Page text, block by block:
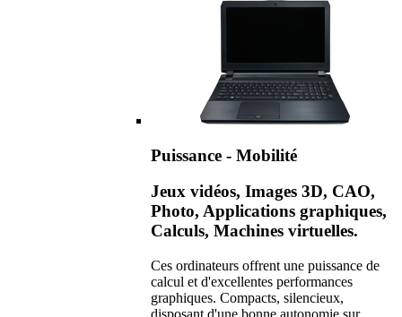
Puissance - Mobilité
Jeux vidéos, Images 3D, CAO,
Photo, Applications graphiques,
Calculs, Machines virtuelles.
Ces ordinateurs offrent une puissance de
calcul et d'excellentes performances
graphiques. Compacts, silencieux,
disposant d'une bonne autonomie sur